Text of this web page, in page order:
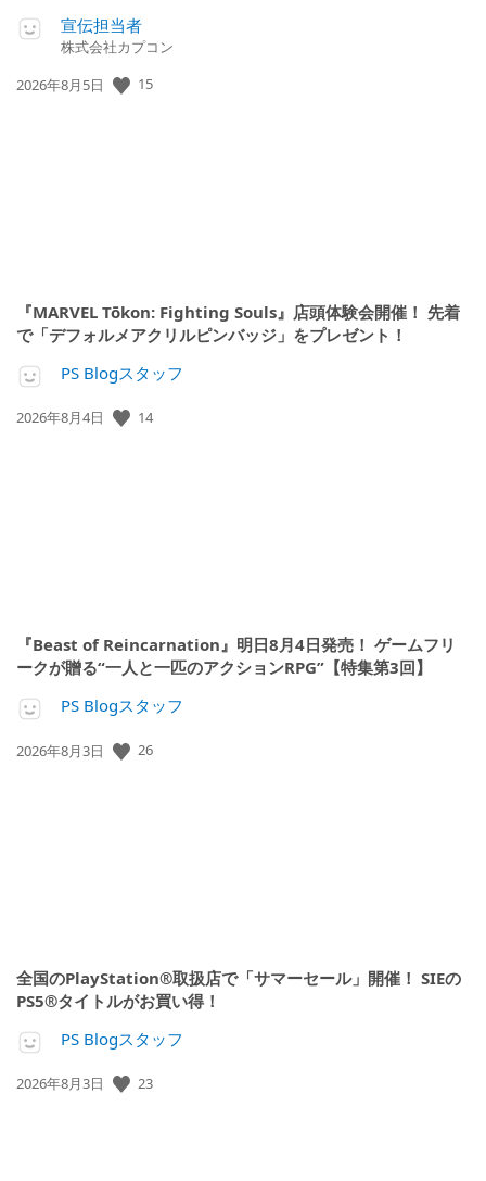
宣伝担当者
株式会社カプコン
公
2026年8月5日 15
『MARVEL Tōkon: Fighting Souls』店頭体験会開催！ 先着
で「デフォルメアクリルピンバッジ」をプレゼント！
PS Blogスタッフ
公
2026年8月4日 14
『Beast of Reincarnation』明日8月4日発売！ ゲームフリ
ークが贈る“一人と一匹のアクションRPG”【特集第3回】
PS Blogスタッフ
公
2026年8月3日 26
全国のPlayStation®取扱店で「サマーセール」開催！ SIEの
PS5®タイトルがお買い得！
PS Blogスタッフ
公
2026年8月3日 23